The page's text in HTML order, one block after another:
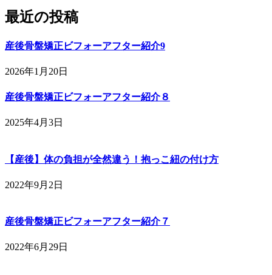
最近の投稿
産後骨盤矯正ビフォーアフター紹介9
2026年1月20日
産後骨盤矯正ビフォーアフター紹介８
2025年4月3日
【産後】体の負担が全然違う！抱っこ紐の付け方
2022年9月2日
産後骨盤矯正ビフォーアフター紹介７
2022年6月29日